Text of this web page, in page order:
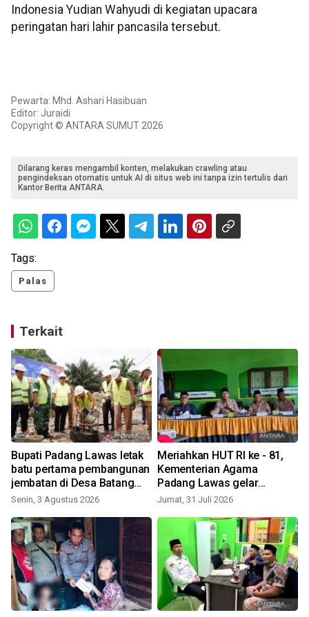
Indonesia Yudian Wahyudi di kegiatan upacara
peringatan hari lahir pancasila tersebut.
Pewarta: Mhd. Ashari Hasibuan
Editor: Juraidi
Copyright © ANTARA SUMUT 2026
Dilarang keras mengambil konten, melakukan crawling atau
pengindeksan otomatis untuk AI di situs web ini tanpa izin tertulis dari
Kantor Berita ANTARA.
Tags:
Palas
Terkait
Bupati Padang Lawas letak
batu pertama pembangunan
jembatan di Desa Batang
Bulu Baru
Senin, 3 Agustus 2026
Meriahkan HUT RI ke - 81,
Kementerian Agama
Padang Lawas gelar
berbagi kegiatan
Jumat, 31 Juli 2026